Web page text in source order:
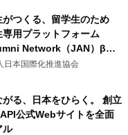
つくる、留学生のため
用プラットフォーム
Network（JAN）β版
日本国際化推進協会
がる、日本をひらく。 創立
公式Webサイトを全面
ル